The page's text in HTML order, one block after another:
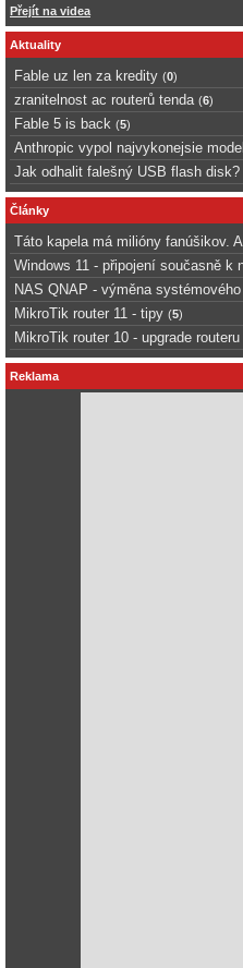
Přejít na videa
Aktuality
Fable uz len za kredity (0)
zranitelnost ac routerů tenda (6)
Fable 5 is back (5)
Anthropic vypol najvykonejsie
Jak odhalit falešný USB flash disk?
Články
Táto kapela má milióny fanúšikov.
Windows 11 - připojení současně k
NAS QNAP - výměna
MikroTik router 11 - tipy (5)
MikroTik router 10 - upgrade routeru
Reklama